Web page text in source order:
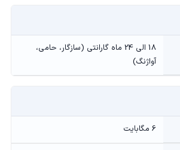
18 الی 24 ماه گارانتی (سازگار، حامی،
آواژنگ)
6 مگابایت